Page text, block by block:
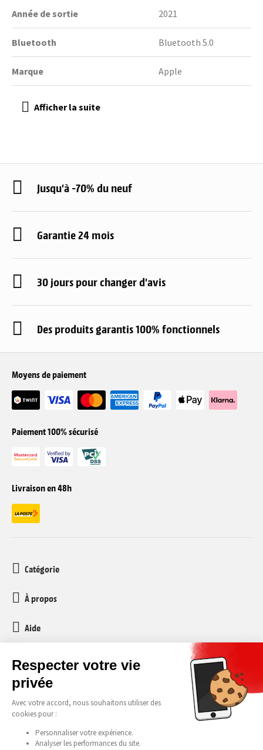
Année de sortie 2021
Bluetooth Bluetooth 5.0
Marque Apple
Jusqu'à -70% du neuf
Garantie 24 mois
30 jours pour changer d'avis
Des produits garantis 100% fonctionnels
Moyens de paiement
Paiement 100% sécurisé
Livraison en 48h
Catégorie
À propos
Aide
media-markt-refurbished@recommerce.com
Lundi-Vendredi 08:00-17:00